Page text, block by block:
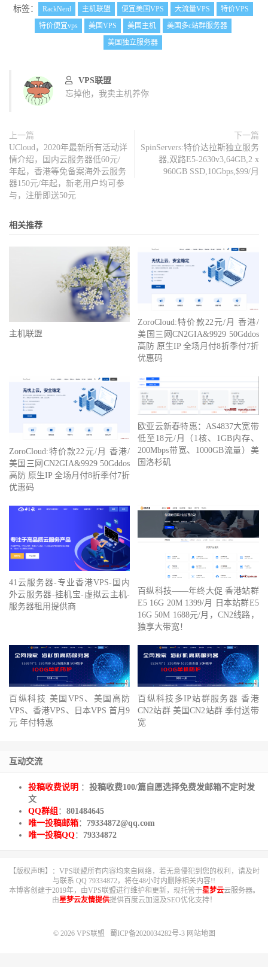
标签： RackNerd 主机联盟 便宜美国VPS 大流量VPS
特价VPS
特价便宜vps
美国VPS 美国主机
美国多c站群服务器
美国独立服务器
VPS联盟
忘掉他，我卖主机养你
上一篇
UCloud，2020年最新所有活动详
情介绍，国内云服务器低60元/
年起，香港等免备案海外云服务
器150元/年起，新老用户均可参
与，注册即送50元
下一篇
SpinServers:特价达拉斯独立服务
器,双路E5-2630v3,64GB,2 x
960GB SSD,10Gbps,$99/月
相关推荐
主机联盟
ZoroCloud:特价款22元/月 香港/
美国三网CN2GIA&9929 50Gddos
高防 原生IP 全场月付8折季付7折
优惠码
ZoroCloud:特价款22元/月 香港/
美国三网CN2GIA&9929 50Gddos
高防 原生IP 全场月付8折季付7折
优惠码
欧亚云新春特惠：AS4837大宽带
低至18元/月（1核、1GB内存、
200Mbps带宽、1000GB流量）美
国洛杉矶
41云服务器-专业香港VPS-国内
外云服务器-挂机宝-虚拟云主机-
服务器租用提供商
百纵科技——年终大促 香港站群
E5 16G 20M 1399/月 日本站群E5
16G 50M 1688元/月，CN2线路，
独享大带宽！
百纵科技 美国VPS、美国高防
VPS、香港VPS、日本VPS 首月9
元 年付特惠
百纵科技多IP站群服务器 香港
CN2站群 美国CN2站群 季付送带
宽
互动交流
投稿收费说明 ： 投稿收费100/篇自愿选择免费发邮箱不定时发
文
QQ群组 ： 801484645
唯一投稿邮箱： 79334872@qq.com
唯一投稿QQ： 79334872
【版权声明】：VPS联盟所有内容均来自网络，若无意侵犯到您的权利，请及时
与联系 QQ 79334872，将在48小时内删除相关内容!!
本博客创建于2019年，由VPS联盟进行维护和更新，现托管于星梦云云服务器。
由星梦云友情提供提供百度云加速及SEO优化支持！
© 2026 VPS联盟 蜀ICP备2020034282号-3 网站地图